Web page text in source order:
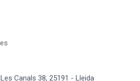
Canals 38, 25191 - Lleida